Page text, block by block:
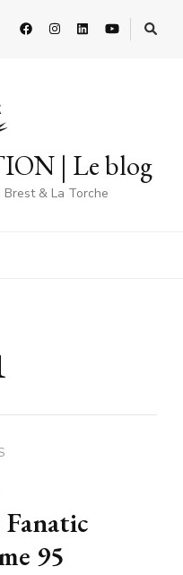
| Le blog
& La Torche
Fanatic
95